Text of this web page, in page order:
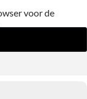
voor de